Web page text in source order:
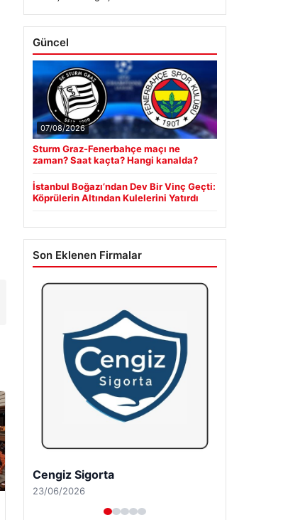
Güncel
07/08/2026
Sturm Graz-Fenerbahçe maçı ne
zaman? Saat kaçta? Hangi kanalda?
İstanbul Boğazı’ndan Dev Bir Vinç Geçti:
Köprülerin Altından Kulelerini Yatırdı
Son Eklenen Firmalar
Hastaş Beton
26/05/2026